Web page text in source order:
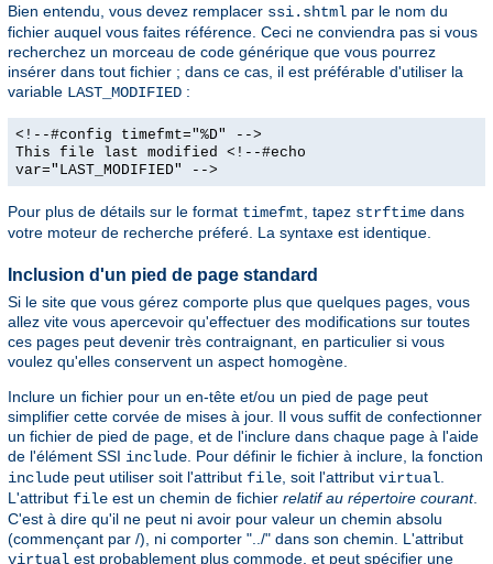
Bien entendu, vous devez remplacer ssi.shtml par le nom du
fichier auquel vous faites référence. Ceci ne conviendra pas si vous
recherchez un morceau de code générique que vous pourrez
insérer dans tout fichier ; dans ce cas, il est préférable d'utiliser la
variable LAST_MODIFIED :
<!--#config timefmt="%D" -->
This file last modified <!--#echo
var="LAST_MODIFIED" -->
Pour plus de détails sur le format timefmt , tapez strftime dans
votre moteur de recherche préferé. La syntaxe est identique.
Inclusion d'un pied de page standard
Si le site que vous gérez comporte plus que quelques pages, vous
allez vite vous apercevoir qu'effectuer des modifications sur toutes
ces pages peut devenir très contraignant, en particulier si vous
voulez qu'elles conservent un aspect homogène.
Inclure un fichier pour un en-tête et/ou un pied de page peut
simplifier cette corvée de mises à jour. Il vous suffit de confectionner
un fichier de pied de page, et de l'inclure dans chaque page à l'aide
de l'élément SSI include . Pour définir le fichier à inclure, la fonction
include peut utiliser soit l'attribut file , soit l'attribut virtual
L'attribut file est un chemin de fichier relatif au répertoire courant.
C'est à dire qu'il ne peut ni avoir pour valeur un chemin absolu
(commençant par /), ni comporter "../" dans son chemin. L'attribut
virtual est probablement plus commode, et peut spécifier une